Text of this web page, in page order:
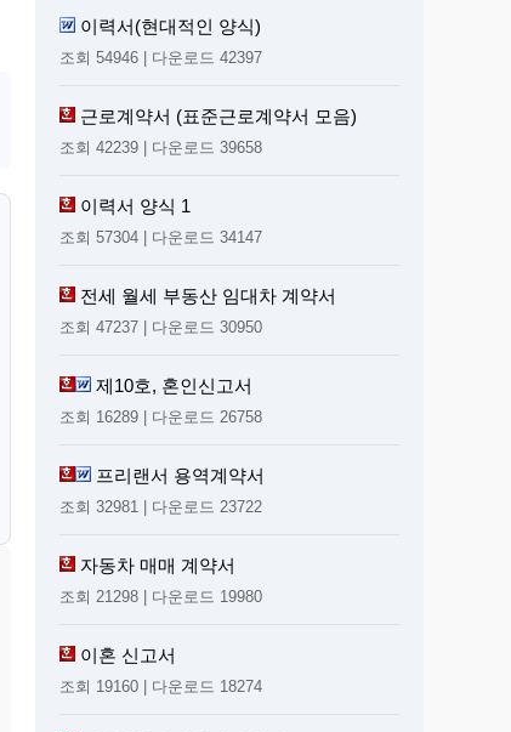
이력서(현대적인 양식)
조회 54946 | 다운로드 42397
근로계약서 (표준근로계약서 모음)
조회 42239 | 다운로드 39658
이력서 양식 1
조회 57304 | 다운로드 34147
전세 월세 부동산 임대차 계약서
조회 47237 | 다운로드 30950
제10호, 혼인신고서
조회 16289 | 다운로드 26758
프리랜서 용역계약서
조회 32981 | 다운로드 23722
자동차 매매 계약서
조회 21298 | 다운로드 19980
이혼 신고서
조회 19160 | 다운로드 18274